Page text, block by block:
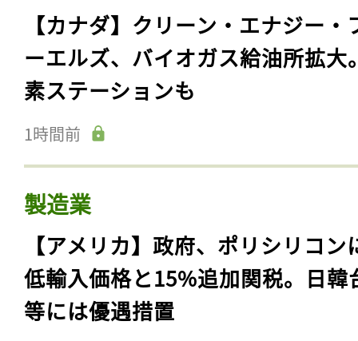
【カナダ】クリーン・エナジー・
ーエルズ、バイオガス給油所拡大
素ステーションも
1時間前
製造業
【アメリカ】政府、ポリシリコン
低輸入価格と15%追加関税。日韓
等には優遇措置